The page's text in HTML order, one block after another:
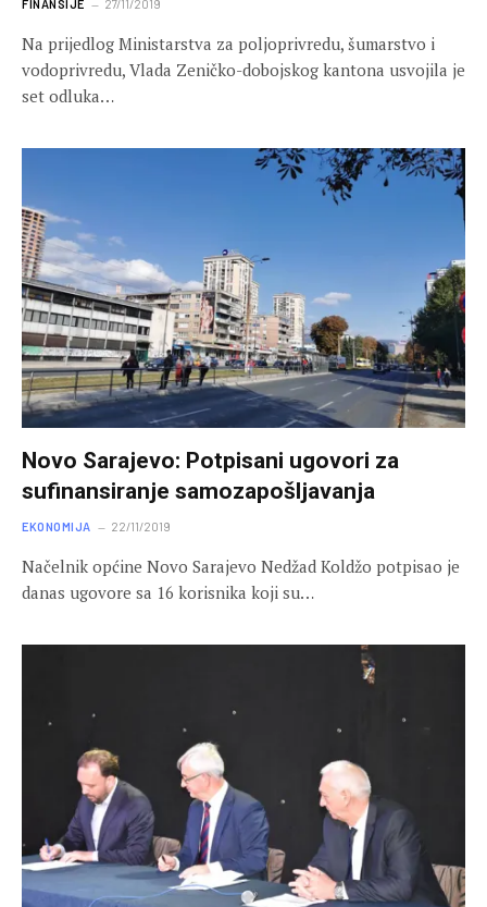
FINANSIJE 27/11/2019
Na prijedlog Ministarstva za poljoprivredu, šumarstvo i
vodoprivredu, Vlada Zeničko-dobojskog kantona usvojila je
set odluka…
Novo Sarajevo: Potpisani ugovori za
sufinansiranje samozapošljavanja
EKONOMIJA 22/11/2019
Načelnik općine Novo Sarajevo Nedžad Koldžo potpisao je
danas ugovore sa 16 korisnika koji su…